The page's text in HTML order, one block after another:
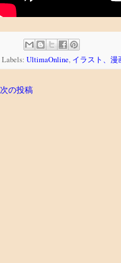
Labels: UltimaOnline, イラスト、漫
次の投稿